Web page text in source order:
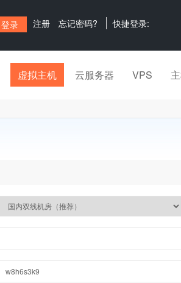
注册 忘记密码? 快捷登录:
虚拟主机 云服务器 VPS